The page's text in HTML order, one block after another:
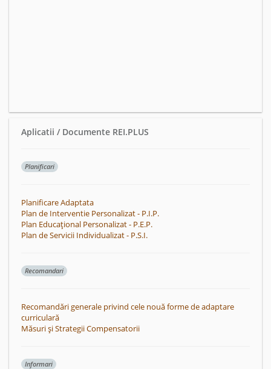
Aplicatii / Documente REI.PLUS
Planificari
Planificare Adaptata
Plan de Interventie Personalizat - P.I.P.
Plan Educațional Personalizat - P.E.P.
Plan de Servicii Individualizat - P.S.I.
Recomandari
Recomandări generale privind cele nouă forme de adaptare
curriculară
Măsuri și Strategii Compensatorii
Informari